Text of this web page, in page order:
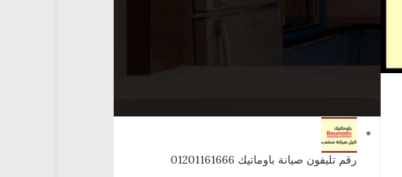
رقم تليفون صيانة باوماتيك 01201161666